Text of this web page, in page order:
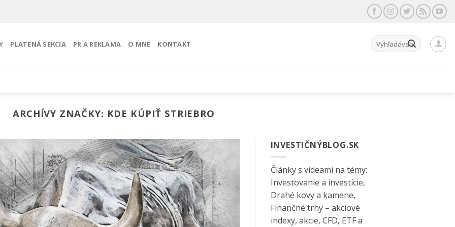
PLATENÁ SEKCIA PR A REKLAMA O MNE KONTAKT Hľadať:
ARCHÍVY ZNAČKY: KDE KÚPIŤ STRIEBRO
INVESTIČNÝBLOG.SK
Články s videami na témy:
Investovanie a investície,
Drahé kovy a kamene,
Finančné trhy – akciové
indexy, akcie, CFD, ETF a